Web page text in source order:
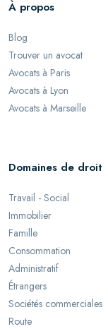
À propos
Blog
Trouver un avocat
Avocats à Paris
Avocats à Lyon
Avocats à Marseille
Domaines de droit
Travail - Social
Immobilier
Famille
Consommation
Administratif
Étrangers
Sociétés commerciales
Route